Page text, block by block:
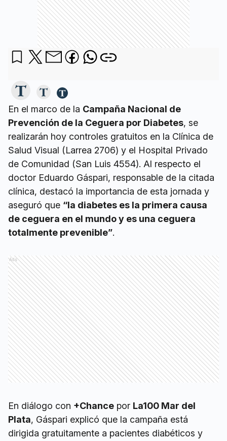
En el marco de la Campaña Nacional de
Prevención de la Ceguera por Diabetes, se
realizarán hoy controles gratuitos en la Clínica de
Salud Visual (Larrea 2706) y el Hospital Privado
de Comunidad (San Luis 4554). Al respecto el
doctor Eduardo Gáspari, responsable de la citada
clínica, destacó la importancia de esta jornada y
aseguró que “la diabetes es la primera causa
de ceguera en el mundo y es una ceguera
totalmente prevenible”.
Ads
En diálogo con +Chance por La100 Mar del
Plata, Gáspari explicó que la campaña está
dirigida gratuitamente a pacientes diabéticos y